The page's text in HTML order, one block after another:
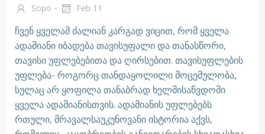
Sopo - Feb 11
ჩვენ ყველამ ძალიან კარგად ვიცით, რომ ყველა
ადამიანი იბადება თავისუფალი და თანასწორი,
თავისი უფლებებითა და ღირსებით. თავისუფლების
უფლება- როგორც თანდაყოლილი მოცემულობა,
სულაც არ ყოფილა თანაბრად ხელმისაწვდომი
ყველა ადამიანისთვის. ადამიანის უფლებებს
რთული, მრავალსაუკუნოვანი ისტორია აქვს,